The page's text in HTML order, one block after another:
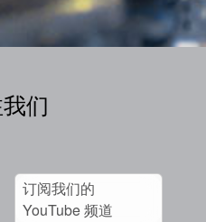
们
订阅我们的
YouTube 频道